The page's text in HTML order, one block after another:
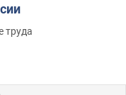
труда